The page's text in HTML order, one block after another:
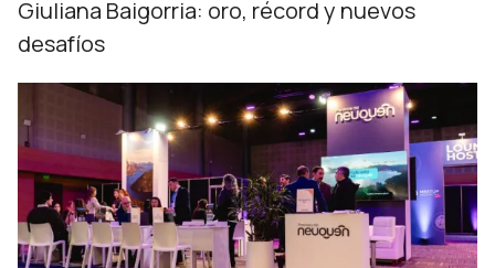
Giuliana Baigorria: oro, récord y nuevos
desafíos